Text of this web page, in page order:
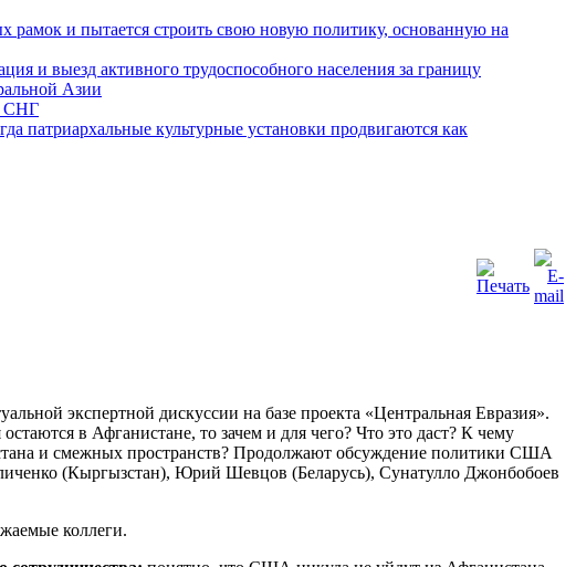
рамок и пытается строить свою новую политику, основанную на
и выезд активного трудоспособного населения за границу
Азии
СНГ
патриархальные культурные установки продвигаются как
экспертной дискуссии на базе проекта «Центральная Евразия».
в Афганистане, то зачем и для чего? Что это даст? К чему
и смежных пространств? Продолжают обсуждение политики США
(Кыргызстан), Юрий Шевцов (Беларусь), Сунатулло Джонбобоев
коллеги.